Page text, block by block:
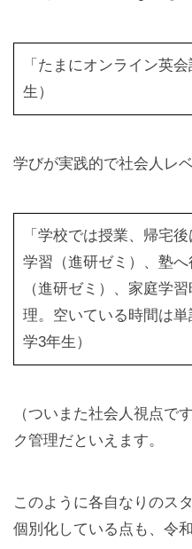
「たまにオンライン英
生）
学びが実践的で社会人レベ
「学校では授業、帰宅
学習（進研ゼミ）、塾
（進研ゼミ）、家庭学
理。空いている時間は
学3年生）
（ついまた社会人視点で
ク管理だといえます。
このように各自なりのス
個別化している点も、令